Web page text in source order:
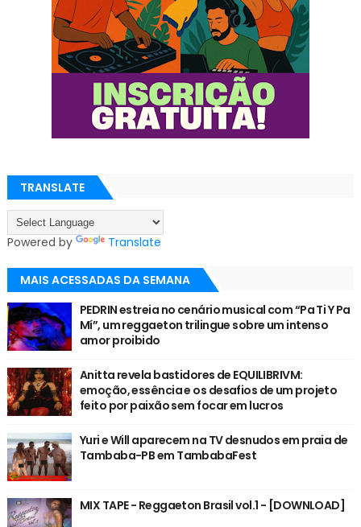
TRANSLATE
Powered by Translate
MAIS ACESSADAS DA SEMANA
PEDRIN estreia no cenário musical com “Pa Ti Y Pa
Mí”, um reggaeton trilingue sobre um intenso
amor proibido
Anitta revela bastidores de EQUILIBRIVM:
emoção, essência e os desafios de um projeto
feito por paixão sem focar em lucros
Yuri e Will aparecem na TV desnudos em praia de
Tambaba-PB em TambabaFest
MIX TAPE - Reggaeton Brasil vol.1 - [DOWNLOAD]